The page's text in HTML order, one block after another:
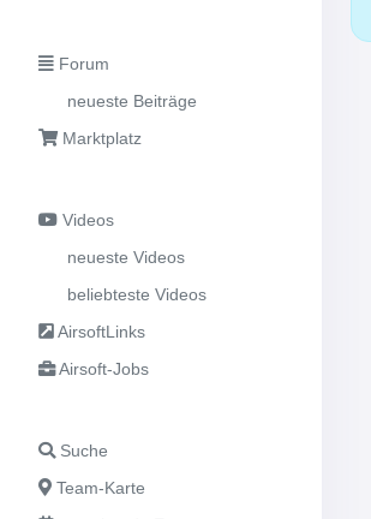
Forum
neueste Beiträge
Marktplatz
Videos
neueste Videos
beliebteste Videos
AirsoftLinks
Airsoft-Jobs
Suche
Team-Karte